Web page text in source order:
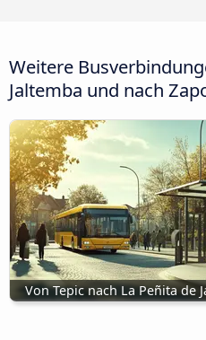
Weitere
Jaltemba und nach
Von Tepic nach La Peñita de